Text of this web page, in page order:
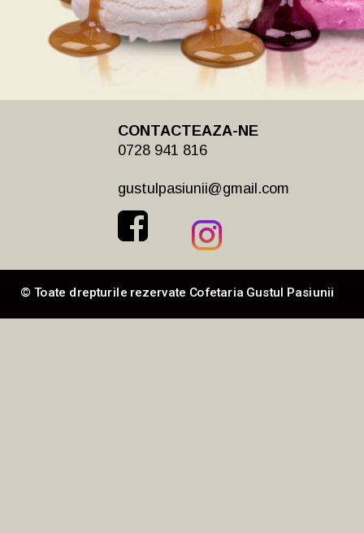
© Toate drepturile rezervate Cofetaria Gustul Pasiunii
CONTACTEAZA-NE
0728 941 816
gustulpasiunii@gmail.com